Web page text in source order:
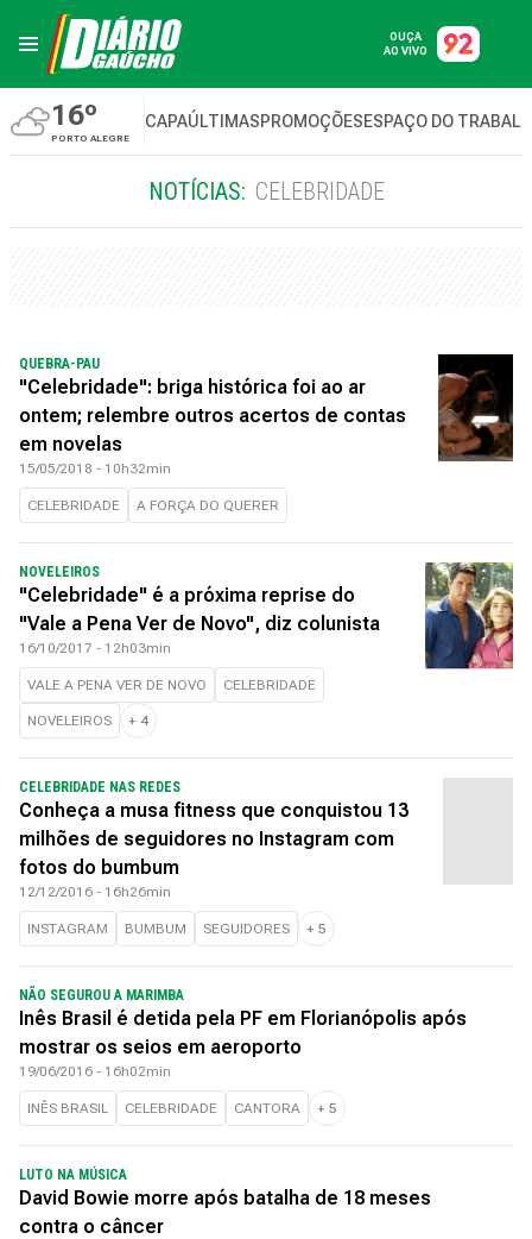
OUÇA
AO VIVO
16º
PORTO ALEGRE
CAPAÚLTIMASPROMOÇÕESESPAÇO DO
NOTÍCIAS: CELEBRIDADE
QUEBRA-PAU
"Celebridade": briga histórica foi ao ar
ontem; relembre outros acertos de contas
em novelas
15/05/2018 - 10h32min
CELEBRIDADE A FORÇA DO QUERER
NOVELEIROS
"Celebridade" é a próxima reprise do
"Vale a Pena Ver de Novo", diz colunista
16/10/2017 - 12h03min
VALE A PENA VER DE NOVO CELEBRIDADE
NOVELEIROS + 4
CELEBRIDADE NAS REDES
Conheça a musa fitness que conquistou 13
milhões de seguidores no Instagram com
fotos do bumbum
12/12/2016 - 16h26min
INSTAGRAM BUMBUM SEGUIDORES + 5
NÃO SEGUROU A MARIMBA
Inês Brasil é detida pela PF em Florianópolis após
mostrar os seios em aeroporto
19/06/2016 - 16h02min
INÊS BRASIL CELEBRIDADE CANTORA + 5
LUTO NA MÚSICA
David Bowie morre após batalha de 18 meses
contra o câncer